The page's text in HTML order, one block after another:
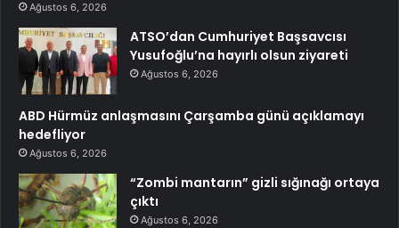
Ağustos 6, 2026
ATSO’dan Cumhuriyet Başsavcısı
Yusufoğlu’na hayırlı olsun ziyareti
Ağustos 6, 2026
ABD Hürmüz anlaşmasını Çarşamba günü açıklamayı
hedefliyor
Ağustos 6, 2026
“Zombi mantarın” gizli sığınağı ortaya
çıktı
Ağustos 6, 2026